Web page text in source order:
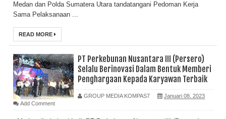
Medan dan Polda Sumatera Utara tandatangani Pedoman Kerja
Sama Pelaksanaan ...
READ MORE
PT Perkebunan Nusantara III (Persero)
Selalu Berinovasi Dalam Bentuk Memberi
Penghargaan Kepada Karyawan Terbaik
GROUP MEDIA KOMPAS7
Januari 08, 2023
Add Comment